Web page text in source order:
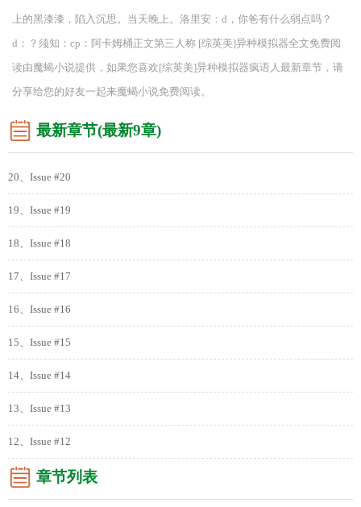
上的黑漆漆，陷入沉思。当天晚上。洛里安：d，你爸有什么弱点吗？
d：？须知：cp：阿卡姆桶正文第三人称 [综英美]异种模拟器全文免费阅
读由魔蝎小说提供，如果您喜欢[综英美]异种模拟器疯语人最新章节，请
分享给您的好友一起来魔蝎小说免费阅读。
最新章节(最新9章)
20、Issue #20
19、Issue #19
18、Issue #18
17、Issue #17
16、Issue #16
15、Issue #15
14、Issue #14
13、Issue #13
12、Issue #12
章节列表